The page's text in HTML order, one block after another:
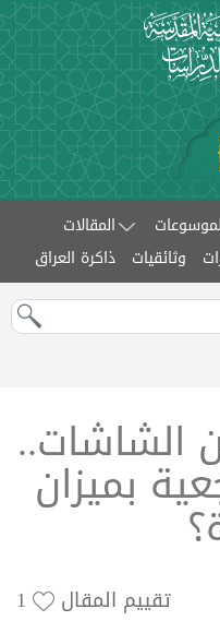
المقالات
وثائقيات ذاكرة العراق
الشاشات..
بميزان
1 تقييم المقال